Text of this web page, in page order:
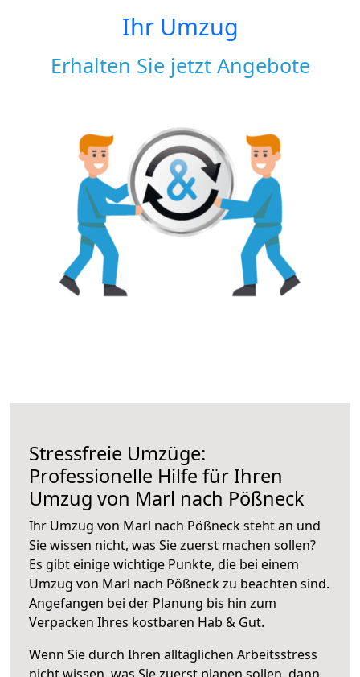
Ihr Umzug
Erhalten Sie jetzt Angebote
Stressfreie Umzüge:
Professionelle Hilfe für Ihren
Umzug von Marl nach Pößneck
Ihr Umzug von Marl nach Pößneck steht an und
Sie wissen nicht, was Sie zuerst machen sollen?
Es gibt einige wichtige Punkte, die bei einem
Umzug von Marl nach Pößneck zu beachten sind.
Angefangen bei der Planung bis hin zum
Verpacken Ihres kostbaren Hab & Gut.
Wenn Sie durch Ihren alltäglichen Arbeitsstress